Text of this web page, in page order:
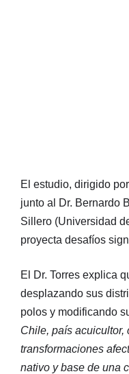
El estudio, dirigido
junto al Dr. Bernardo
Sillero (Universidad
proyecta desafíos
El Dr. Torres explica
desplazando sus
polos y modificando
Chile, país acuicultor,
transformaciones
nativo y base de una